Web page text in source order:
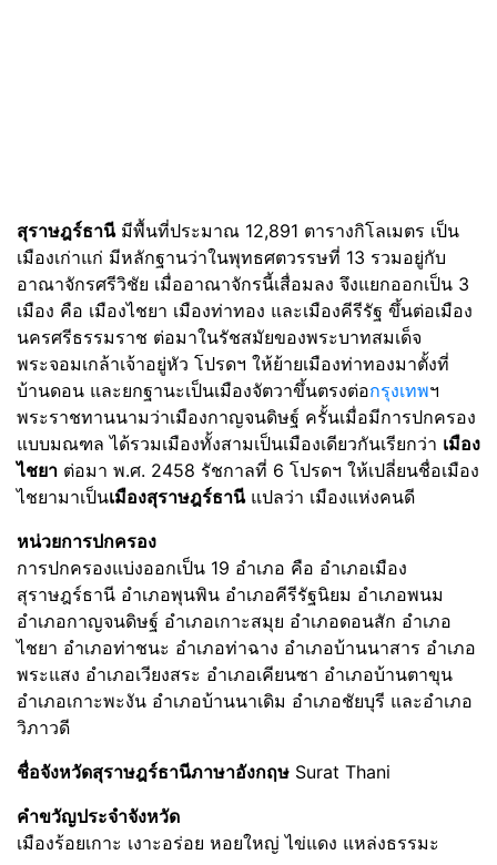
สุราษฎร์ธานีมีพื้นที่ประมาณ 12,891 ตารางกิโลเมตร เป็น
เมืองเก่าแก่ มีหลักฐานว่าในพุทธศตวรรษที่ 13 รวมอยู่กับ
อาณาจักรศรีวิชัย เมื่ออาณาจักรนี้เสื่อมลง จึงแยกออกเป็น 3
เมือง คือ เมืองไชยา เมืองท่าทอง และเมืองคีรีรัฐ ขึ้นต่อเมือง
นครศรีธรรมราช ต่อมาในรัชสมัยของพระบาทสมเด็จ
พระจอมเกล้าเจ้าอยู่หัว โปรดฯ ให้ย้ายเมืองท่าทองมาตั้งที่
บ้านดอน และยกฐานะเป็นเมืองจัตวาขึ้นตรงต่อกรุงเทพฯ
พระราชทานนามว่าเมืองกาญจนดิษฐ์ ครั้นเมื่อมีการปกครอง
แบบมณฑล ได้รวมเมืองทั้งสามเป็นเมืองเดียวกันเรียกว่า เมือง
ไชยา ต่อมา พ.ศ. 2458 รัชกาลที่ 6 โปรดฯ ให้เปลี่ยนชื่อเมือง
ไชยามาเป็นเมืองสุราษฎร์ธานีแปลว่า เมืองแห่งคนดี
หน่วยการปกครอง
การปกครองแบ่งออกเป็น 19 อำเภอ คือ อำเภอเมือง
สุราษฎร์ธานี อำเภอพุนพิน อำเภอคีรีรัฐนิยม อำเภอพนม
อำเภอกาญจนดิษฐ์ อำเภอเกาะสมุย อำเภอดอนสัก อำเภอ
ไชยา อำเภอท่าชนะ อำเภอท่าฉาง อำเภอบ้านนาสาร อำเภอ
พระแสง อำเภอเวียงสระ อำเภอเคียนซา อำเภอบ้านตาขุน
อำเภอเกาะพะงัน อำเภอบ้านนาเดิม อำเภอชัยบุรี และอำเภอ
วิภาวดี
ชื่อจังหวัดสุราษฎร์ธานีภาษาอังกฤษ Surat Thani
คำขวัญประจำจังหวัด
เมืองร้อยเกาะ เงาะอร่อย หอยใหญ่ ไข่แดง แหล่งธรรมะ